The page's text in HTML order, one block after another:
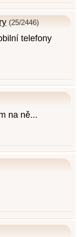
(25/2446)
telefony
na ně...